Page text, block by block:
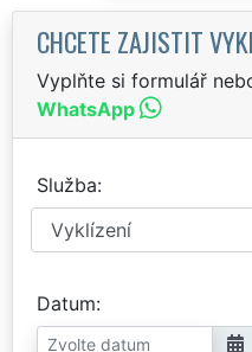
CHCETE ZAJISTIT
Vyplňte si formulář
WhatsApp
Služba
Datum